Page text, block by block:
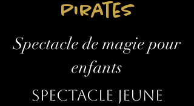
Pirates
Spectacle de magie pour
enfants
Spectacle jeune